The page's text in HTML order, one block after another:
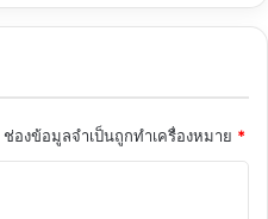
ช่องข้อมูลจำเป็นถูกทำเครื่องหมาย *